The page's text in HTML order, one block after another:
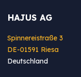
HAJUS AG
Spinnereistraße 3
DE-01591 Riesa
Deutschland